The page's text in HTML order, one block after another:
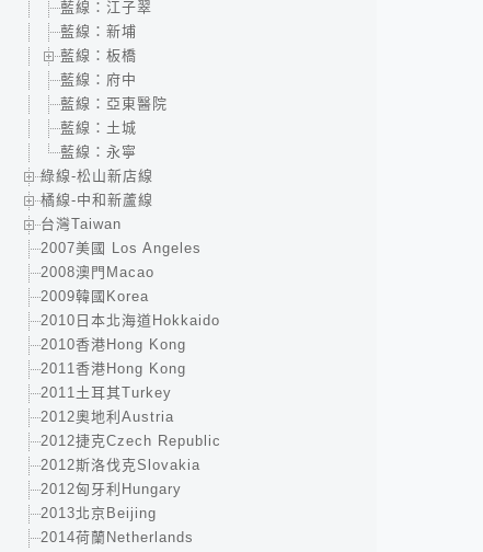
藍線：江子翠
藍線：新埔
藍線：板橋
藍線：府中
藍線：亞東醫院
藍線：土城
藍線：永寧
綠線-松山新店線
橘線-中和新蘆線
台灣Taiwan
2007美國 Los Angeles
2008澳門Macao
2009韓國Korea
2010日本北海道Hokkaido
2010香港Hong Kong
2011香港Hong Kong
2011土耳其Turkey
2012奧地利Austria
2012捷克Czech Republic
2012斯洛伐克Slovakia
2012匈牙利Hungary
2013北京Beijing
2014荷蘭Netherlands